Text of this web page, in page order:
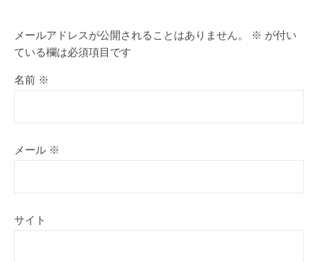
メールアドレスが公開されることはありません。 ※ が付い
ている欄は必須項目です
名前 ※
メール ※
サイト